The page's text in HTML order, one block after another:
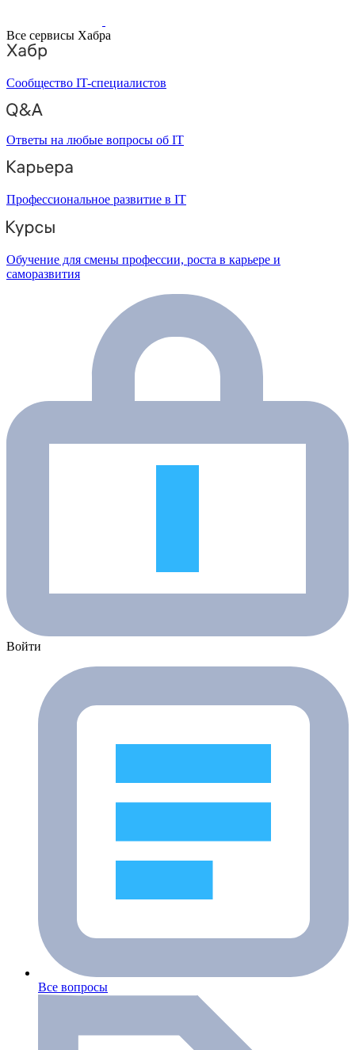
Все сервисы Хабра
Сообщество IT-специалистов
Ответы на любые вопросы об IT
Профессиональное развитие в IT
Обучение для смены профессии, роста в карьере и
саморазвития
Войти
Все вопросы